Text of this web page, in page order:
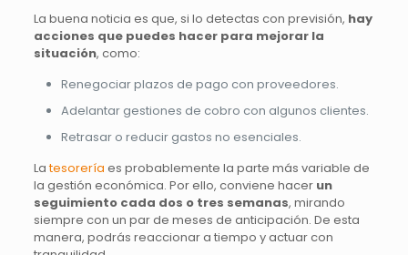
La buena noticia es que, si lo detectas con previsión, hay
acciones que puedes hacer para mejorar la
situación, como:
Renegociar plazos de pago con proveedores.
Adelantar gestiones de cobro con algunos clientes.
Retrasar o reducir gastos no esenciales.
Latesorería es probablemente la parte más variable de
la gestión económica. Por ello, conviene hacer un
seguimiento cada dos o tres semanas, mirando
siempre con un par de meses de anticipación. De esta
manera, podrás reaccionar a tiempo y actuar con